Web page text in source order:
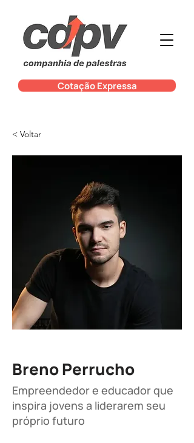
Cotação Expressa
< Voltar
Breno Perrucho
Empreendedor e educador que
inspira jovens a liderarem seu
próprio futuro